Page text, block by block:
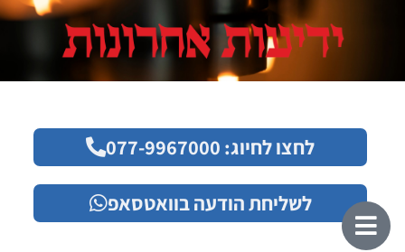
לחצו לחיוג: 077-9967000
לשליחת הודעה בוואטסאפ